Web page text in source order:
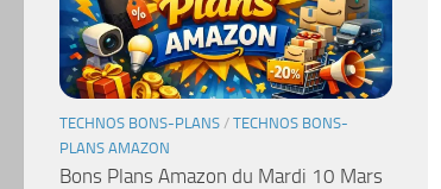
TECHNOS BONS-PLANS / TECHNOS BONS-
PLANS AMAZON
Bons Plans Amazon du Mardi 10 Mars